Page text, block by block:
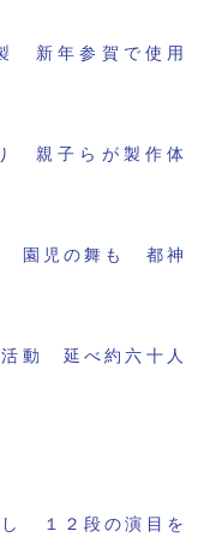
新年参賀で使用
親子らが製作体
園児の舞も 都神
動 延べ約六十人
し １２段の演目を